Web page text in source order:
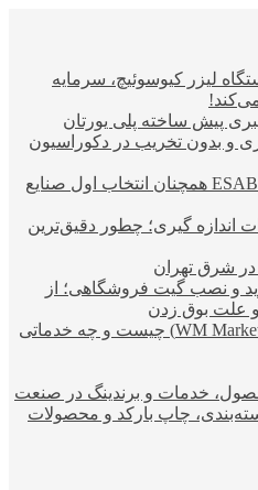
لیزر کیوسوئیچ، سرمایه
می‌کند!
پیش ساخته پلی یورتان
و بدون تخریب در دکوراسیون
چرا محصولات جوشکاری ESAB همچنان انتخاب اول صنایع
اندازه گیری؛ چطور دقیق‌ترین
شرق تهران
و نصب گیت فروشگاهی؛ از
علت بوق زدن
بروکر دبلیو ام مارکتس (WM Markets) چیست و چه خدماتی
خدمات و برندینگ در صنعت
چاپ بارکد و محصولات